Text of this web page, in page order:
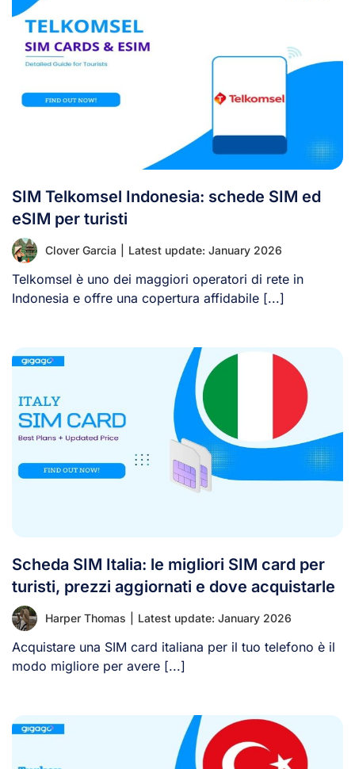
SIM Telkomsel Indonesia: schede SIM ed
eSIM per turisti
Clover Garcia Latest update: January 2026
Telkomsel è uno dei maggiori operatori di rete in
Indonesia e offre una copertura affidabile [...]
Scheda SIM Italia: le migliori SIM card per
turisti, prezzi aggiornati e dove acquistarle
Harper Thomas Latest update: January 2026
Acquistare una SIM card italiana per il tuo telefono è il
modo migliore per avere [...]